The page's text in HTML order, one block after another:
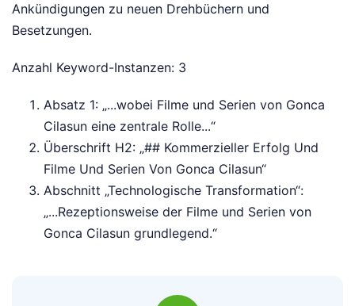
Ankündigungen zu neuen Drehbüchern und
Besetzungen.
Anzahl Keyword-Instanzen: 3
Absatz 1: „...wobei Filme und Serien von Gonca
Cilasun eine zentrale Rolle...“
Überschrift H2: „## Kommerzieller Erfolg Und
Filme Und Serien Von Gonca Cilasun“
Abschnitt „Technologische Transformation“:
„...Rezeptionsweise der Filme und Serien von
Gonca Cilasun grundlegend.“